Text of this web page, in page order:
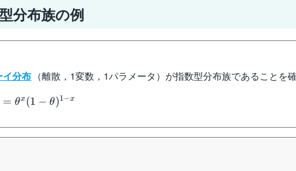
分布族の例
イ分布 （離散，1変数，1パラメータ）が指数型分布族であることを確
x}
= θx(1 − θ)1−x